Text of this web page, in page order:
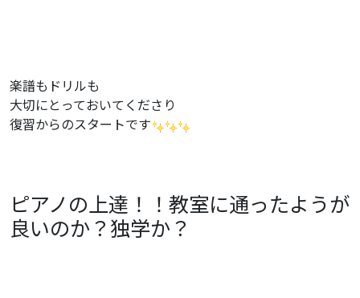
楽譜もドリルも
大切にとっておいてくださり
復習からのスタートです
ピアノの上達！！教室に通ったようが
良いのか？独学か？